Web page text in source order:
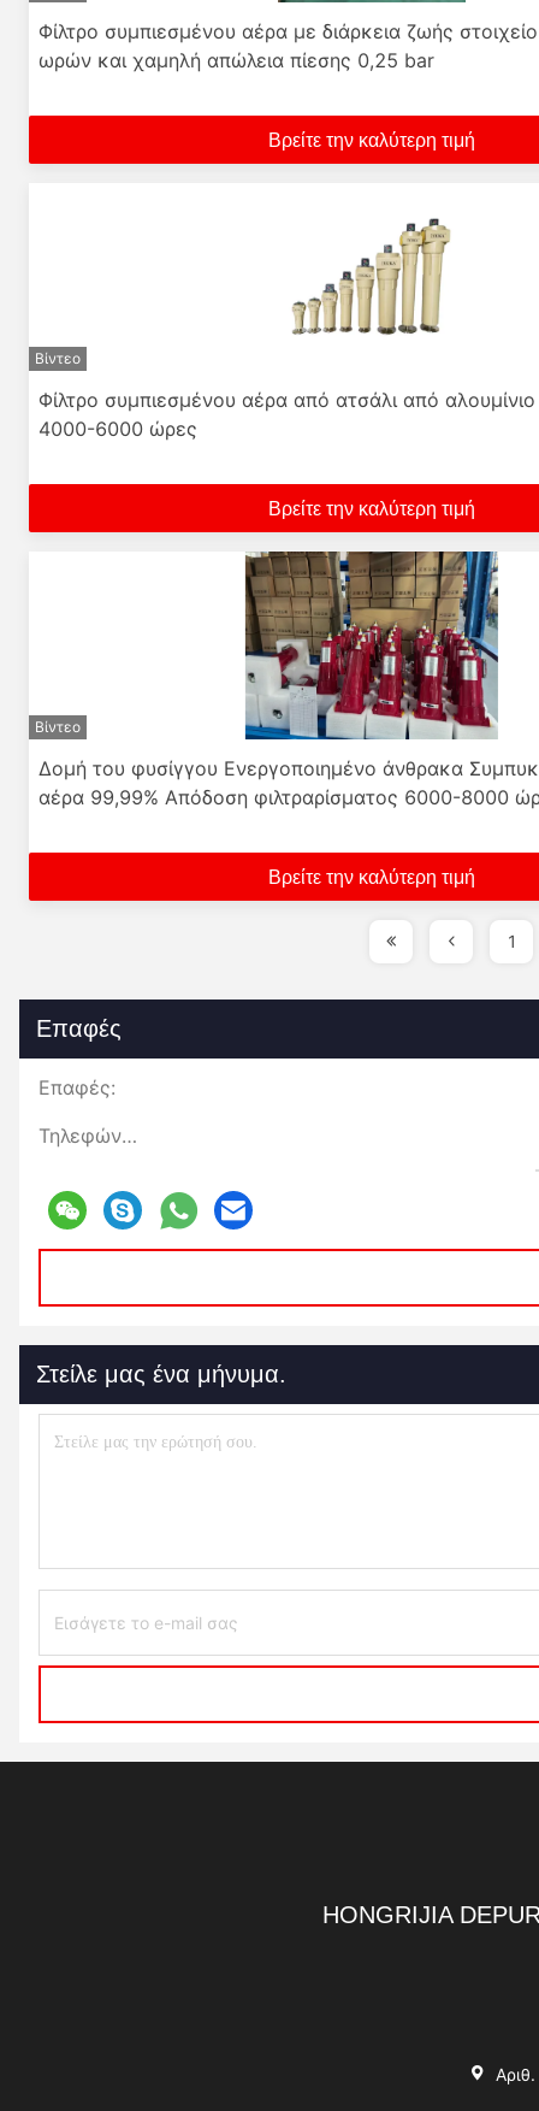
Φίλτρο συμπιεσμένου αέρα με διάρκεια ζωής
ωρών και χαμηλή απώλεια πίεσης 0,25 bar
Βρείτε την καλύτερη τιμή
Βίντεο
Φίλτρο συμπιεσμένου αέρα από ατσάλι από
4000-6000 ώρες
Βρείτε την καλύτερη τιμή
Βίντεο
Δομή του φυσίγγου Ενεργοποιημένο άνθρακα
αέρα 99,99% Απόδοση φιλτραρίσματος 6000-8000
Βρείτε την καλύτερη τιμή
1
Επαφές
Επαφές:
Τηλεφώνημα:
Στείλε μας ένα μήνυμα.
HONGRIJIA